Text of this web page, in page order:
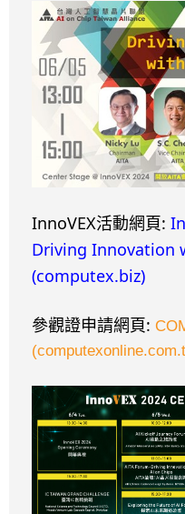
InnoVEX活動網頁:
Driving Innovation
(computex.biz)
參觀證申請網頁: